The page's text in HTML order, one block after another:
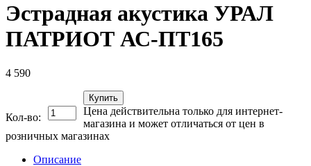
Эстрадная акустика УРАЛ
ПАТРИОТ АС-ПТ165
4 590
Кол-во:
Купить
Цена действительна только для интернет-
магазина и может отличаться от цен в
розничных магазинах
Описание